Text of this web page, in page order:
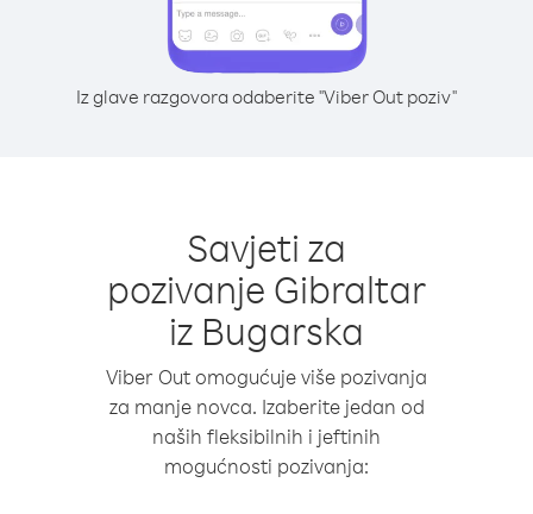
Iz glave razgovora odaberite "Viber Out poziv"
Savjeti za
pozivanje Gibraltar
iz Bugarska
Viber Out omogućuje više pozivanja
za manje novca. Izaberite jedan od
naših fleksibilnih i jeftinih
mogućnosti pozivanja: